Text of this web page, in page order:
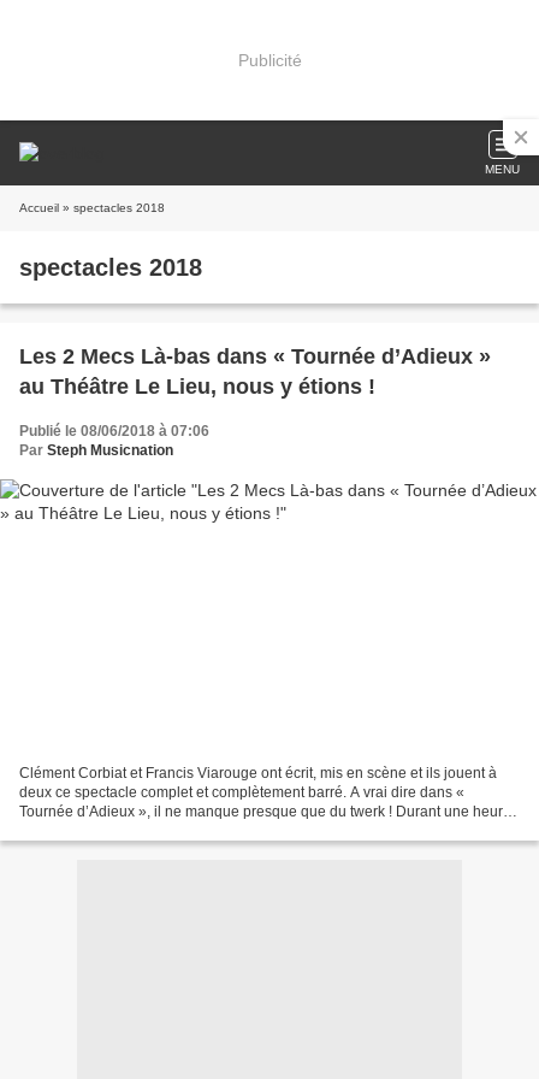
Publicité
MENU
Accueil » spectacles 2018
spectacles 2018
Les 2 Mecs Là-bas dans « Tournée d’Adieux »
au Théâtre Le Lieu, nous y étions !
Publié le 08/06/2018 à 07:06
Par Steph Musicnation
Clément Corbiat et Francis Viarouge ont écrit, mis en scène et ils jouent à
deux ce spectacle complet et complètement barré. A vrai dire dans «
Tournée d’Adieux », il ne manque presque que du twerk ! Durant une heure